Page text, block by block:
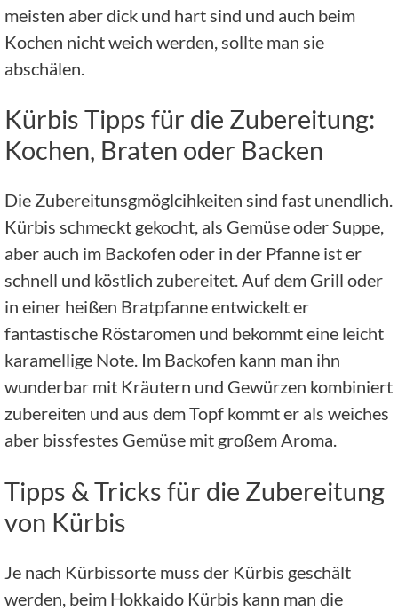
meisten aber dick und hart sind und auch beim
Kochen nicht weich werden, sollte man sie
abschälen.
Kürbis Tipps für die Zubereitung:
Kochen, Braten oder Backen
Die Zubereitunsgmöglcihkeiten sind fast unendlich.
Kürbis schmeckt gekocht, als Gemüse oder Suppe,
aber auch im Backofen oder in der Pfanne ist er
schnell und köstlich zubereitet. Auf dem Grill oder
in einer heißen Bratpfanne entwickelt er
fantastische Röstaromen und bekommt eine leicht
karamellige Note. Im Backofen kann man ihn
wunderbar mit Kräutern und Gewürzen kombiniert
zubereiten und aus dem Topf kommt er als weiches
aber bissfestes Gemüse mit großem Aroma.
Tipps & Tricks für die Zubereitung
von Kürbis
Je nach Kürbissorte muss der Kürbis geschält
werden, beim Hokkaido Kürbis kann man die